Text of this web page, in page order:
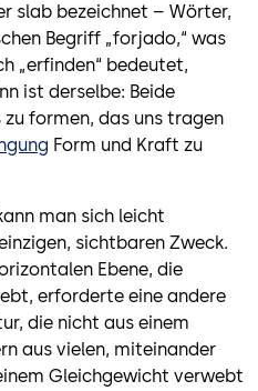
slab bezeichnet – Wörter,
Begriff „forjado,“ was
„erfinden“ bedeutet,
ist derselbe: Beide
formen, das uns tragen
Form und Kraft zu
man sich leicht
sichtbaren Zweck.
Ebene, die
erforderte eine andere
die nicht aus einem
aus vielen, miteinander
Gleichgewicht verwebt